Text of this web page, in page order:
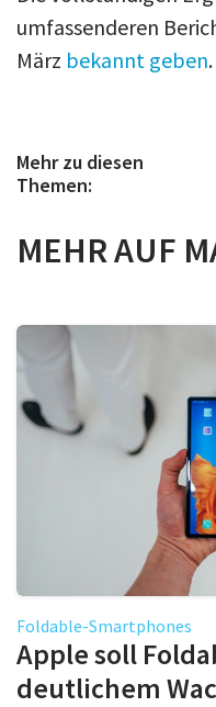
umfassenderen
März bekannt geben.
Mehr zu diesen
Themen:
MEHR AUF
Foldable-Smartphones
Apple soll
deutlichem